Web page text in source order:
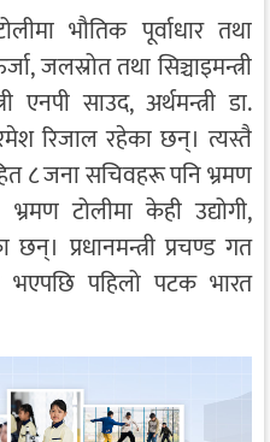
भौतिक पूर्वाधार तथा
जलस्रोत तथा सिञ्चाइमन्त्री
एनपी साउद, अर्थमन्त्री डा.
रिजाल रहेका छन्। त्यस्तै
८ जना सचिवहरू पनि भ्रमण
टोलीमा केही उद्योगी,
प्रधानमन्त्री प्रचण्ड गत
भएपछि पहिलो पटक भारत